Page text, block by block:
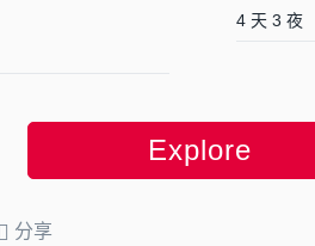
4 天 3 夜
Explore
分享